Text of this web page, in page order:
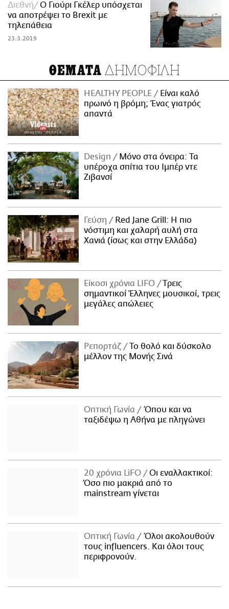
Διεθνή
Ο Γιούρι Γκέλερ υπόσχεται
να αποτρέψει το Brexit με
τηλεπάθεια
23.3.2019
ΘΕΜΑΤΑ ΔΗΜΟΦΙΛΗ
HEALTHY PEOPLE
Είναι καλό
πρωινό η βρόμη; Ένας γιατρός
απαντά
Design
Μόνο στα όνειρα: Τα
υπέροχα σπίτια του Ιμπέρ ντε
Ζιβανσί
Γεύση
Red Jane Grill: Η πιο
νόστιμη και χαλαρή αυλή στα
Χανιά (ίσως και στην Ελλάδα)
Είκοσι χρόνια LIFO
Tρεις
σημαντικοί Έλληνες μουσικοί, τρεις
μεγάλες απώλειες
Ρεπορτάζ
Το θολό και δύσκολο
μέλλον της Μονής Σινά
Οπτική Γωνία
Όπου και να
ταξιδέψω η Αθήνα με πληγώνει
20 χρόνια LiFO
Οι εναλλακτικοί:
Όσο πιο μακριά από το
mainstream γίνεται
Οπτική Γωνία
Όλοι ακολουθούν
τους influencers. Και όλοι τους
περιφρονούν.